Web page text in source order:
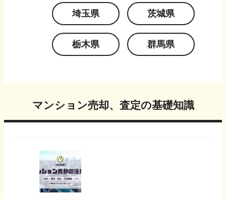
埼玉県 茨城県
栃木県 群馬県
マンション売却、査定の基礎知識